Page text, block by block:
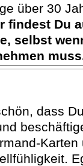
über 30
findest Du
selbst
dass